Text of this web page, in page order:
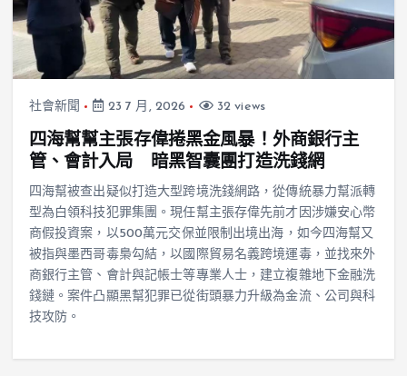
社會新聞 23 7 月, 2026 32 views
四海幫幫主張存偉捲黑金風暴！外商銀行主
管、會計入局 暗黑智囊團打造洗錢網
四海幫被查出疑似打造大型跨境洗錢網路，從傳統暴力幫派轉
型為白領科技犯罪集團。現任幫主張存偉先前才因涉嫌安心幣
商假投資案，以500萬元交保並限制出境出海，如今四海幫又
被指與墨西哥毒梟勾結，以國際貿易名義跨境運毒，並找來外
商銀行主管、會計與記帳士等專業人士，建立複雜地下金融洗
錢鏈。案件凸顯黑幫犯罪已從街頭暴力升級為金流、公司與科
技攻防。